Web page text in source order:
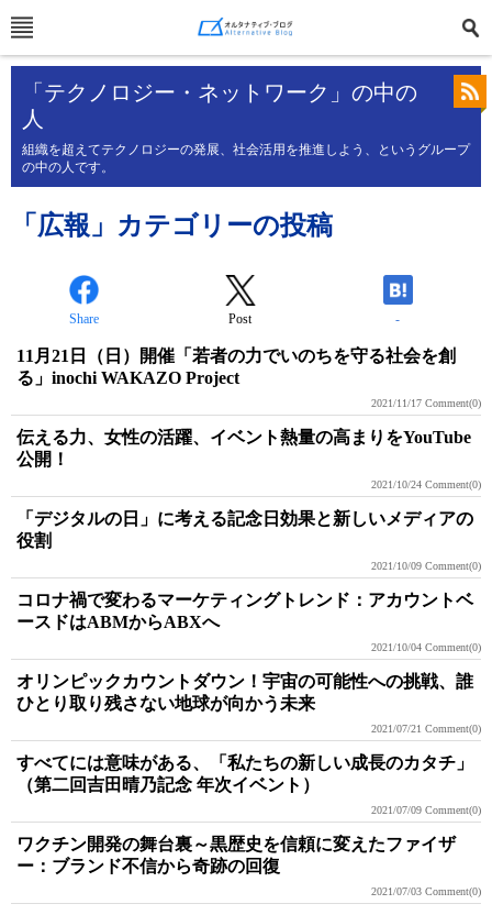
「テクノロジー・ネットワーク」の中の
人
組織を超えてテクノロジーの発展、社会活用を推進しよう、というグループ
の中の人です。
「広報」カテゴリーの投稿
Share Post -
11月21日（日）開催「若者の力でいのちを守る社会を創
る」inochi WAKAZO Project
2021/11/17 Comment(0)
伝える力、女性の活躍、イベント熱量の高まりをYouTube
公開！
2021/10/24 Comment(0)
「デジタルの日」に考える記念日効果と新しいメディアの
役割
2021/10/09 Comment(0)
コロナ禍で変わるマーケティングトレンド：アカウントベ
ースドはABMからABXへ
2021/10/04 Comment(0)
オリンピックカウントダウン！宇宙の可能性への挑戦、誰
ひとり取り残さない地球が向かう未来
2021/07/21 Comment(0)
すべてには意味がある、「私たちの新しい成長のカタチ」
（第二回吉田晴乃記念 年次イベント）
2021/07/09 Comment(0)
ワクチン開発の舞台裏～黒歴史を信頼に変えたファイザ
ー：ブランド不信から奇跡の回復
2021/07/03 Comment(0)